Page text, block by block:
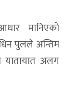
मानिएकाे
पुलले अन्तिम
अलग